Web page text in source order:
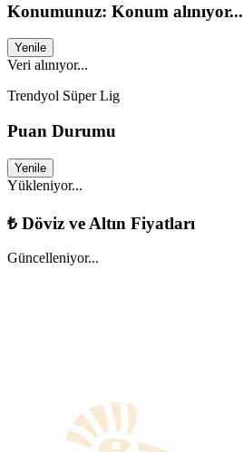
Konumunuz: Konum alınıyor...
Yenile
Veri alınıyor...
Trendyol Süper Lig
Puan Durumu
Yenile
Yükleniyor...
₺ Döviz ve Altın Fiyatları
Güncelleniyor...